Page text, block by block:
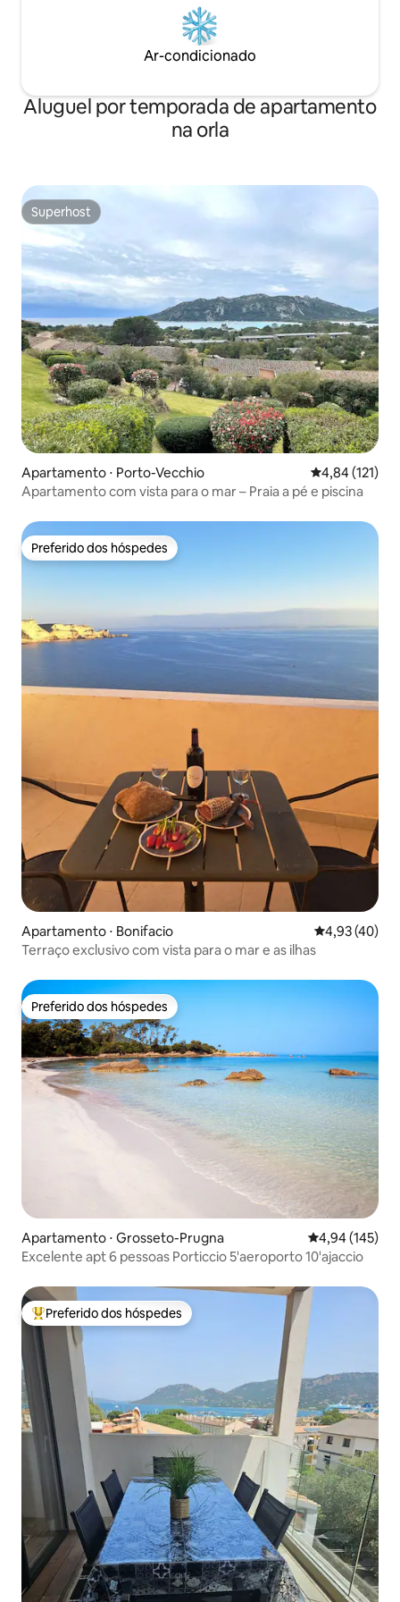
Ar-condicionado
Aluguel por temporada de apartamento
na orla
Superhost
Superhost
Apartamento ⋅ Porto-Vecchio 4,84 de uma
4,84 (121)
Apartamento com vista para o mar – Praia a pé e piscina
Preferido dos hóspedes
Preferido dos hóspedes
Apartamento ⋅ Bonifacio 4,93 de uma
4,93 (40)
Terraço exclusivo com vista para o mar e as ilhas
Preferido dos hóspedes
Preferido dos hóspedes
Apartamento ⋅ Grosseto-Prugna 4,94 de uma
4,94 (145)
Excelente apt 6 pessoas Porticcio 5'aeroporto 10'ajaccio
Entre os melhores preferidos dos hóspedes
Preferido dos hóspedes